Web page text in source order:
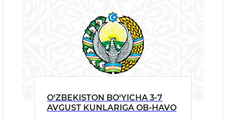
O‘ZBEKISTON BO‘YICHA 3-7
AVGUST KUNLARIGA OB-HAVO